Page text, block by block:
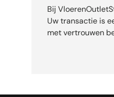
Bij
Uw transactie is
met vertrouwen